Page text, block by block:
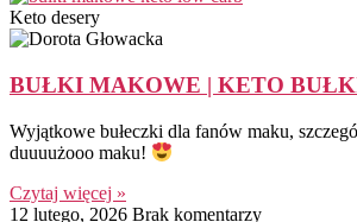
Keto desery
BUŁKI MAKOWE | KETO
Wyjątkowe bułeczki dla fanów maku,
duuuużooo maku!
Czytaj więcej »
12 lutego, 2026 Brak komentarzy